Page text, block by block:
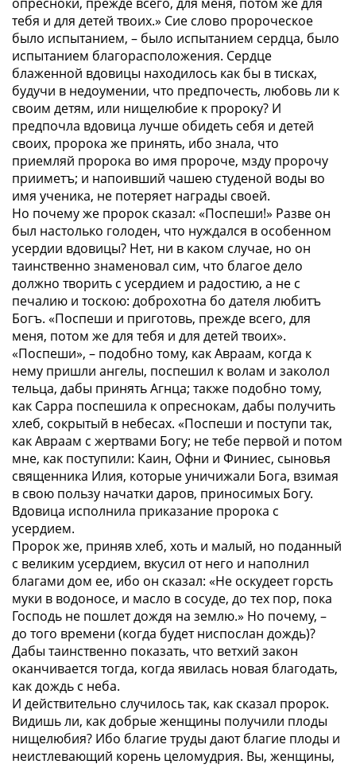
тебя и для детей твоих.» Сие слово пророческое
было испытанием, – было испытанием сердца, было
испытанием благорасположения. Сердце
блаженной вдовицы находилось как бы в тисках,
будучи в недоумении, что предпочесть, любовь ли к
своим детям, или нищелюбие к пророку? И
предпочла вдовица лучше обидеть себя и детей
своих, пророка же принять, ибо знала, что
приемляй пророка во имя пророче, мзду пророчу
прииметъ; и напоивший чашею студеной воды во
имя ученика, не потеряет награды своей.
Но почему же пророк сказал: «Поспеши!» Разве он
был настолько голоден, что нуждался в особенном
усердии вдовицы? Нет, ни в каком случае, но он
таинственно знаменовал сим, что благое дело
должно творить с усердием и радостию, а не с
печалию и тоскою: доброхотна бо дателя любитъ
Богъ. «Поспеши и приготовь, прежде всего, для
меня, потом же для тебя и для детей твоих».
«Поспеши», – подобно тому, как Авраам, когда к
нему пришли ангелы, поспешил к волам и заколол
тельца, дабы принять Агнца; также подобно тому,
как Сарра поспешила к опреснокам, дабы получить
хлеб, сокрытый в небесах. «Поспеши и поступи так,
как Авраам с жертвами Богу; не тебе первой и потом
мне, как поступили: Каин, Офни и Финиес, сыновья
священника Илия, которые уничижали Бога, взимая
в свою пользу начатки даров, приносимых Богу.
Вдовица исполнила приказание пророка с
усердием.
Пророк же, приняв хлеб, хоть и малый, но поданный
с великим усердием, вкусил от него и наполнил
благами дом ее, ибо он сказал: «Не оскудеет горсть
муки в водоносе, и масло в сосуде, до тех пор, пока
Господь не пошлет дождя на землю.» Но почему, –
до того времени (когда будет ниспослан дождь)?
Дабы таинственно показать, что ветхий закон
оканчивается тогда, когда явилась новая благодать,
как дождь с неба.
И действительно случилось так, как сказал пророк.
Видишь ли, как добрые женщины получили плоды
нищелюбия? Ибо благие труды дают благие плоды и
неистлевающий корень целомудрия. Вы, женщины,